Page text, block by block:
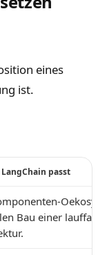
eines
ist.
passt
Bau einer